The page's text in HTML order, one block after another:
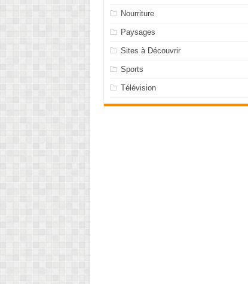
Nourriture
Paysages
Sites à Découvrir
Sports
Télévision